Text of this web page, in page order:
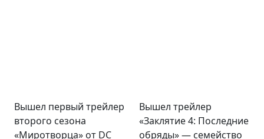
Вышел первый трейлер
второго сезона
«Миротворца» от DC
Вышел трейлер
«Заклятие 4: Последние
обряды» — семейство